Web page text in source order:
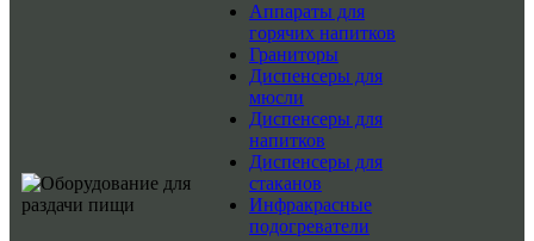
Аппараты для
горячих напитков
Граниторы
Диспенсеры для
мюсли
Диспенсеры для
напитков
Диспенсеры для
стаканов
Инфракрасные
подогреватели